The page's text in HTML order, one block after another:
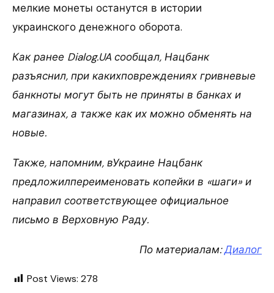
мелкие монеты останутся в истории
украинского денежного оборота.
Как ранее Dialog.UA сообщал, Нацбанк
разъяснил, при какихповреждениях гривневые
банкноты могут быть не приняты в банках и
магазинах, а также как их можно обменять на
новые.
Также, напомним, вУкраине Нацбанк
предложилпереименовать копейки в «шаги» и
направил соответствующее официальное
письмо в Верховную Раду.
По материалам:Диалог
Post Views: 278